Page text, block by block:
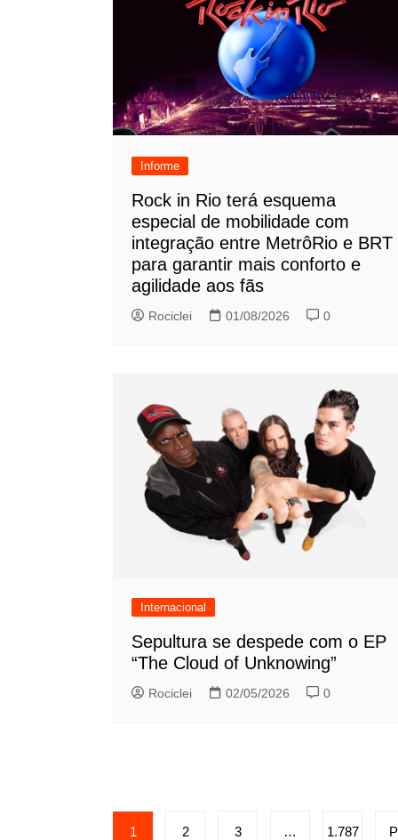
Informe
Rock in Rio terá esquema
especial de mobilidade com
integração entre MetrôRio e BRT
para garantir mais conforto e
agilidade aos fãs
Rociclei 01/08/2026 0
Internacional
Sepultura se despede com o EP
“The Cloud of Unknowing”
Rociclei 02/05/2026 0
Paginação
1 2 3 … 1.787